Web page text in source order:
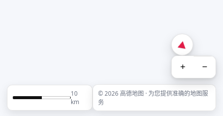
+ −
10
km
© 2026 高德地图 · 为您提供准确的地图服
务